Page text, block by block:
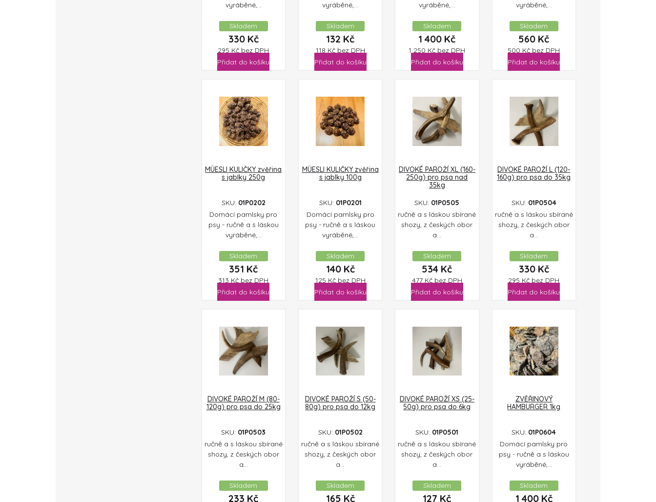
vyráběné,...
Skladem
330 Kč
295 Kč bez DPH
Přidat do košíku
vyráběné,...
Skladem
132 Kč
118 Kč bez DPH
Přidat do košíku
vyráběné,...
Skladem
1 400 Kč
1 250 Kč bez DPH
Přidat do košíku
vyráběné,...
Skladem
560 Kč
500 Kč bez DPH
Přidat do košíku
MÜESLI KULIČKY zvěřina
s jablky 250g
SKU: 01P0202
Domácí pamlsky pro
psy - ručně a s láskou
vyráběné,...
Skladem
351 Kč
313 Kč bez DPH
Přidat do košíku
MÜESLI KULIČKY zvěřina
s jablky 100g
SKU: 01P0201
Domácí pamlsky pro
psy - ručně a s láskou
vyráběné,...
Skladem
140 Kč
125 Kč bez DPH
Přidat do košíku
DIVOKÉ PAROŽÍ XL (160-
250g) pro psa nad
35kg
SKU: 01P0505
ručně a s láskou sbírané
shozy, z českých obor
a...
Skladem
534 Kč
477 Kč bez DPH
Přidat do košíku
DIVOKÉ PAROŽÍ L (120-
160g) pro psa do 35kg
SKU: 01P0504
ručně a s láskou sbírané
shozy, z českých obor
a...
Skladem
330 Kč
295 Kč bez DPH
Přidat do košíku
DIVOKÉ PAROŽÍ M (80-
120g) pro psa do 25kg
SKU: 01P0503
ručně a s láskou sbírané
shozy, z českých obor
a...
Skladem
233 Kč
DIVOKÉ PAROŽÍ S (50-
80g) pro psa do 12kg
SKU: 01P0502
ručně a s láskou sbírané
shozy, z českých obor
a...
Skladem
165 Kč
DIVOKÉ PAROŽÍ XS (25-
50g) pro psa do 6kg
SKU: 01P0501
ručně a s láskou sbírané
shozy, z českých obor
a...
Skladem
127 Kč
ZVĚŘINOVÝ
HAMBURGER 1kg
SKU: 01P0604
Domácí pamlsky pro
psy - ručně a s láskou
vyráběné,...
Skladem
1 400 Kč